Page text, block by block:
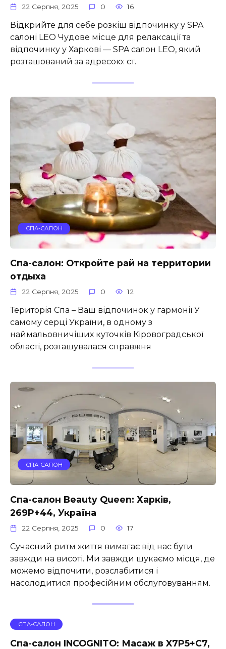
22 Серпня, 2025 0 16
Відкрийте для себе розкіш відпочинку у SPA
салоні LEO Чудове місце для релаксації та
відпочинку у Харкові — SPA салон LEO, який
розташований за адресою: ст.
СПА-САЛОН
Спа-салон: Откройте рай на территории
отдыха
22 Серпня, 2025 0 12
Територія Спа – Ваш відпочинок у гармонії У
самому серці України, в одному з
наймальовничіших куточків Кіровоградської
області, розташувалася справжня
СПА-САЛОН
Спа-салон Beauty Queen: Харків,
269P+44, Україна
22 Серпня, 2025 0 17
Сучасний ритм життя вимагає від нас бути
завжди на висоті. Ми завжди шукаємо місця, де
можемо відпочити, розслабитися і
насолодитися професійним обслуговуванням.
СПА-САЛОН
Спа-салон INCOGNITO: Масаж в X7P5+C7,